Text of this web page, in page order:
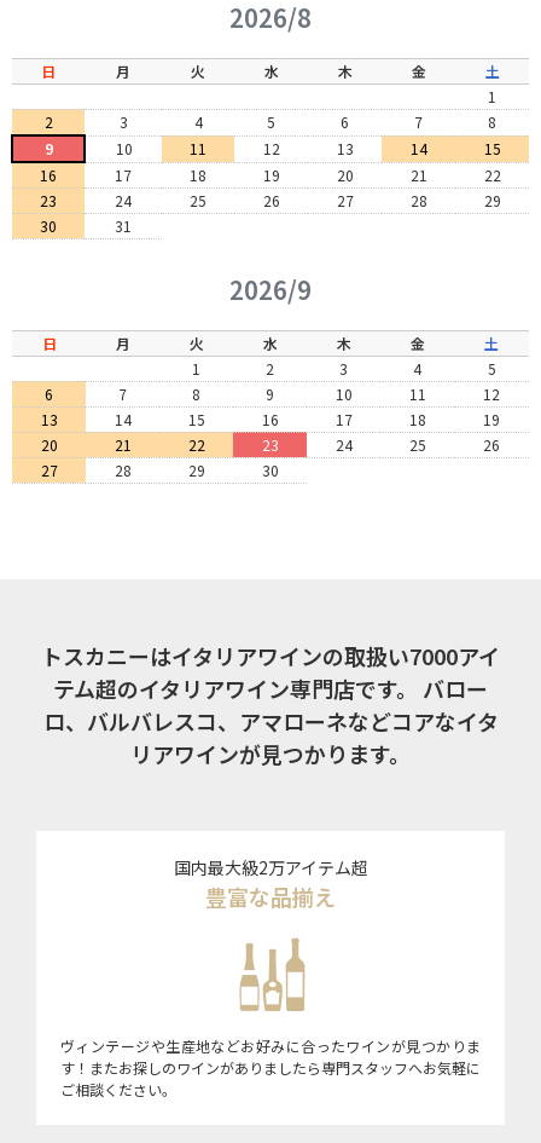
2026/8
日 月 火 水 木 金
土
1
2
3 4 5 6 7
8
9
10 11 12 13 14
15
16
17 18 19 20 21
22
23
24 25 26 27 28
29
30
31
2026/9
日 月 火 水 木 金
土
1
2 3 4
5
6
7 8 9 10 11
12
13
14 15 16 17 18
19
20
21 22 23 24 25
26
27
28 29 30
トスカニーはイタリアワインの取扱い7000アイ
テム超のイタリアワイン専門店です。
バロー
ロ、バルバレスコ、アマローネなどコアなイタ
リアワインが見つかります。
国内最大級2万アイテム超
豊富な品揃え
ヴィンテージや生産地などお好みに合ったワインが見つかりま
す！またお探しのワインがありましたら専門スタッフへお気軽に
ご相談ください。